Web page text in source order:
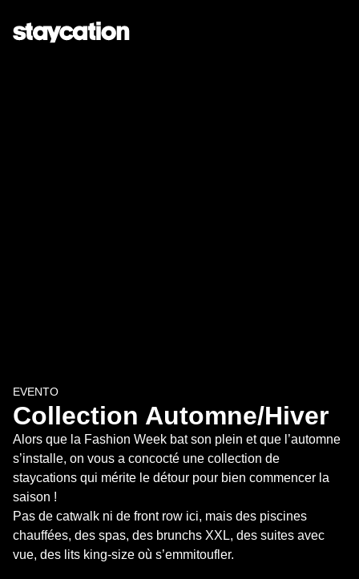
EVENTO
Collection Automne/Hiver
Alors que la Fashion Week bat son plein et que l’automne
s’installe, on vous a concocté une collection de
staycations qui mérite le détour pour bien commencer la
saison !
Pas de catwalk ni de front row ici, mais des piscines
chauffées, des spas, des brunchs XXL, des suites avec
vue, des lits king-size où s’emmitoufler.